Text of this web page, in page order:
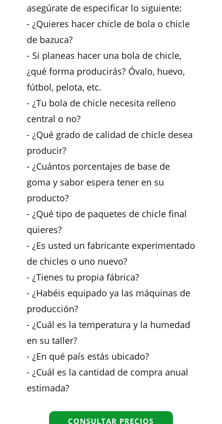
asegúrate de especificar lo siguiente:
- ¿Quieres hacer chicle de bola o chicle
de bazuca?
- Si planeas hacer una bola de chicle,
¿qué forma producirás? Óvalo, huevo,
fútbol, pelota, etc.
- ¿Tu bola de chicle necesita relleno
central o no?
- ¿Qué grado de calidad de chicle desea
producir?
- ¿Cuántos porcentajes de base de
goma y sabor espera tener en su
producto?
- ¿Qué tipo de paquetes de chicle final
quieres?
- ¿Es usted un fabricante experimentado
de chicles o uno nuevo?
- ¿Tienes tu propia fábrica?
- ¿Habéis equipado ya las máquinas de
producción?
- ¿Cuál es la temperatura y la humedad
en su taller?
- ¿En qué país estás ubicado?
- ¿Cuál es la cantidad de compra anual
estimada?
CONSULTAR PRECIOS